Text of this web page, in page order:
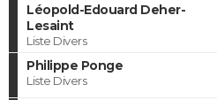
Léopold-Edouard Deher-
Lesaint
Liste Divers
Philippe Ponge
Liste Divers